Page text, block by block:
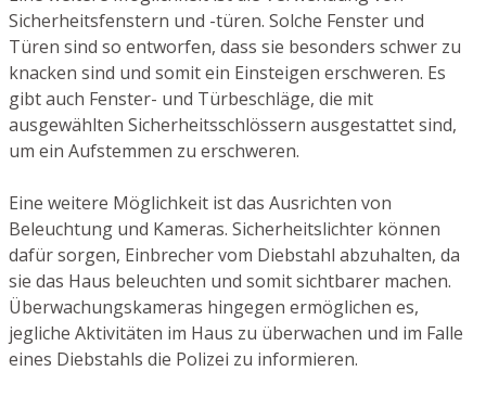
Sicherheitsfenstern und -türen. Solche Fenster und
Türen sind so entworfen, dass sie besonders schwer zu
knacken sind und somit ein Einsteigen erschweren. Es
gibt auch Fenster- und Türbeschläge, die mit
ausgewählten Sicherheitsschlössern ausgestattet sind,
um ein Aufstemmen zu erschweren.
Eine weitere Möglichkeit ist das Ausrichten von
Beleuchtung und Kameras. Sicherheitslichter können
dafür sorgen, Einbrecher vom Diebstahl abzuhalten, da
sie das Haus beleuchten und somit sichtbarer machen.
Überwachungskameras hingegen ermöglichen es,
jegliche Aktivitäten im Haus zu überwachen und im Falle
eines Diebstahls die Polizei zu informieren.